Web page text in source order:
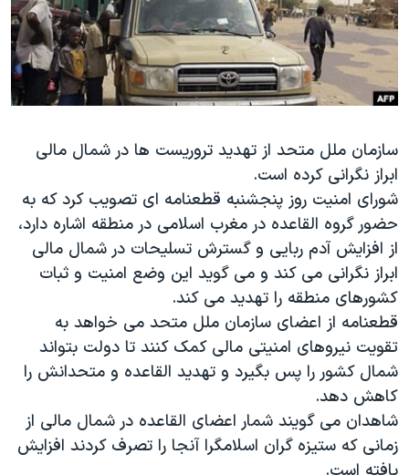
فرهنگ و زندگی
حقوق شهروندی
اقتصادی
اسرائیل در جنگ
گالری عکس
آرشیو پخش زنده
مستندها
انتخابات ریاست جمهوری آمریکا ۲۰۲۴
حمله جمهوری اسلامی به اسرائیل
ورزش زنان در ایران
اعتراضات زن، زندگی، آزادی
مجموعه مستندهای دادخواهی
تریبونال مردمی آبان ۹۸
دادگاه حمید نوری
چهل سال گروگان‌گیری
قانون شفافیت دارائی کادر رهبری ایران
اعتراضات مردمی آبان ۹۸
اسرائیل در جنگ
نرگس محمدی برنده جایزه نوبل صلح
دنبال کنید
زبانهای مختلف
سازمان ملل متحد از تهدید تروریست ها در شمال مالی
ابراز نگرانی کرده است.
شورای امنیت روز پنجشنبه قطعنامه ای تصویب کرد که به
حضور گروه القاعده در مغرب اسلامی در منطقه اشاره دارد،
از افزایش آدم ربایی و گسترش تسلیحات در شمال مالی
ابراز نگرانی می کند و می گوید این وضع امنیت و ثبات
کشورهای منطقه را تهدید می کند.
قطعنامه از اعضای سازمان ملل متحد می خواهد به
تقویت نیروهای امنیتی مالی کمک کنند تا دولت بتواند
شمال کشور را پس بگیرد و تهدید القاعده و متحدانش را
کاهش دهد.
شاهدان می گویند شمار اعضای القاعده در شمال مالی از
زمانی که ستیزه گران اسلامگرا آنجا را تصرف کردند افزایش